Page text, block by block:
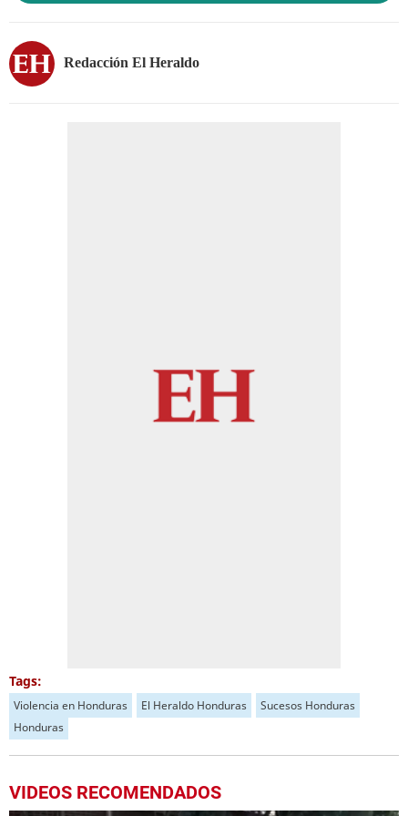
Redacción El Heraldo
Tags:
Violencia en Honduras El Heraldo Honduras
Sucesos Honduras
Honduras
VIDEOS RECOMENDADOS